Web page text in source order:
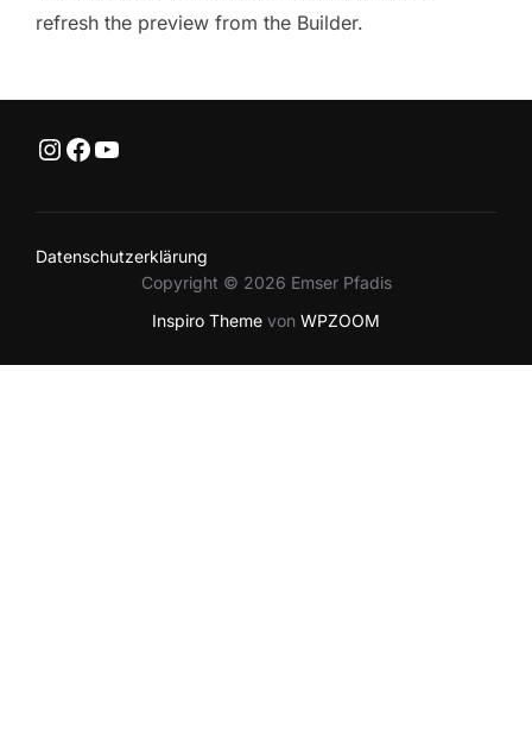
refresh the preview from the Builder.
Instagram
Facebook
YouTube
Datenschutzerklärung
Copyright © 2026 Emser Pfadis
Inspiro Theme von WPZOOM